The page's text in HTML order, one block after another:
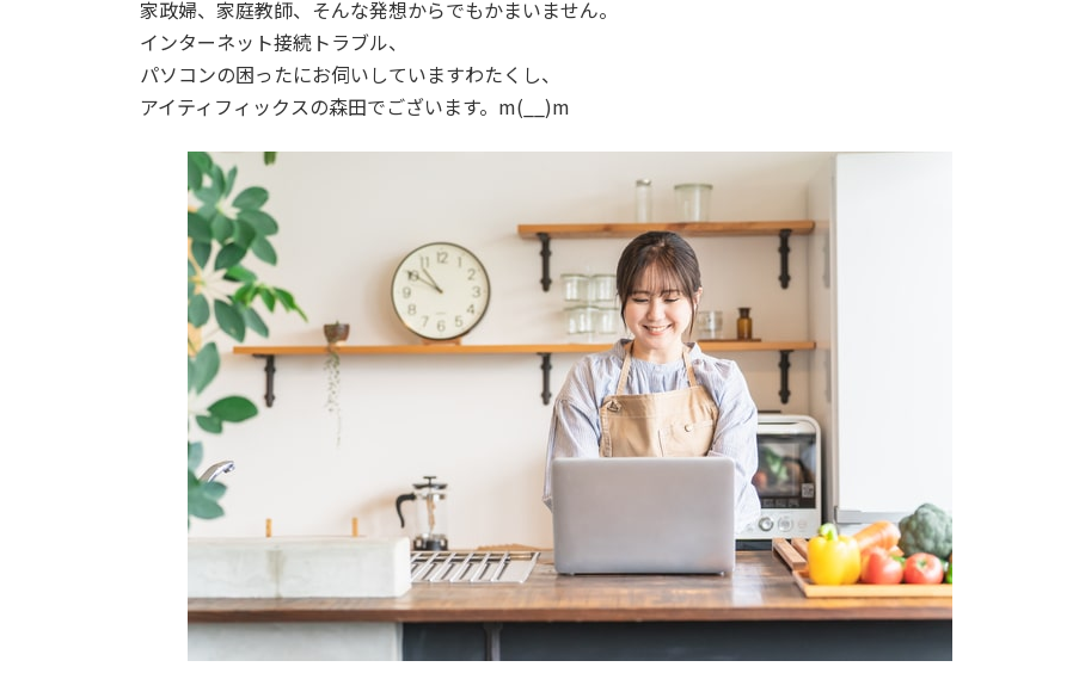
家政婦、家庭教師、そんな発想からでもかまいません。
インターネット接続トラブル、
パソコンの困ったにお伺いしていますわたくし、
アイティフィックスの森田でございます。m(__)m